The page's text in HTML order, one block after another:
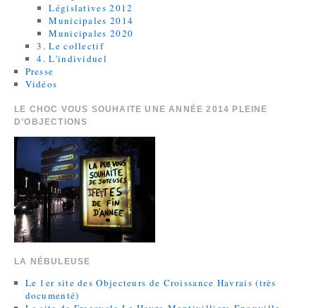
Législatives 2012
Municipales 2014
Municipales 2020
3. Le collectif
4. L'individuel
Presse
Vidéos
LE CHOC VOUS SOUHAITE UNE ANNÉE 2014 PLEINE
D’OBJECTIONS
LA NÉBULEUSE
Le 1er site des Objecteurs de Croissance Havrais (très
documenté)